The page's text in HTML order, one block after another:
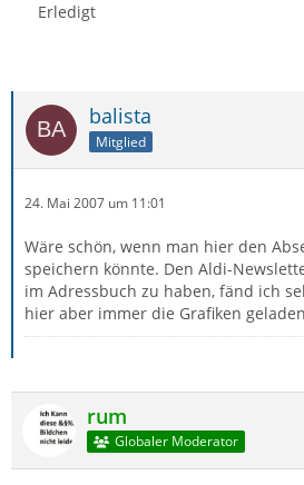
Erledigt
balista
Mitglied
24. Mai 2007 um 11:01
Wäre schön, wenn man hier den
speichern könnte. Den Aldi-
im Adressbuch zu haben, fänd ich
hier aber immer die Grafiken
rum
Globaler Moderator